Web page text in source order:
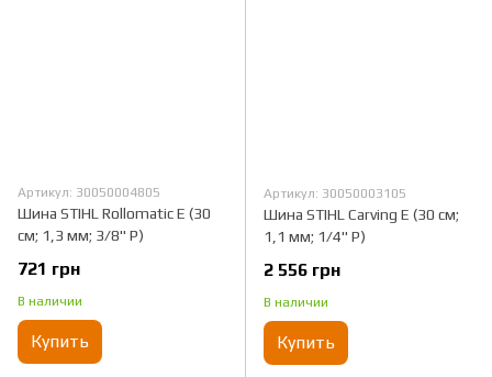
Артикул: 30050004805
Шина STIHL Rollomatic E (30
см; 1,3 мм; 3/8" Р)
721 грн
В наличии
Купить
Артикул: 30050003105
Шина STIHL Carving Е (30 см;
1,1 мм; 1/4" Р)
2 556 грн
В наличии
Купить